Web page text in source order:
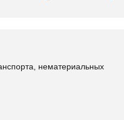
нематериальных